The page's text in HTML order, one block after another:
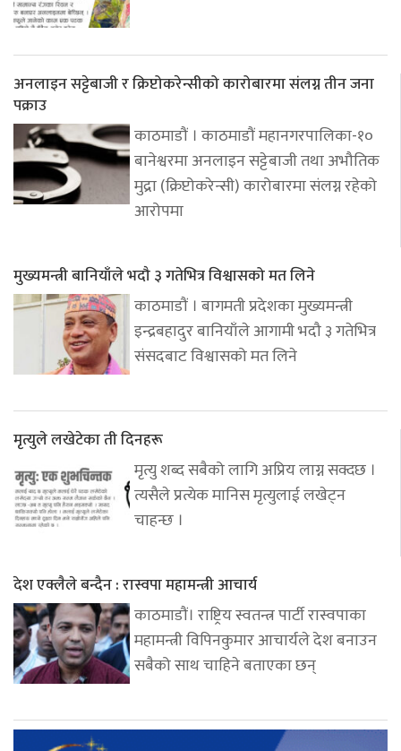
अनलाइन सट्टेबाजी र क्रिप्टोकरेन्सीको कारोबारमा संलग्न तीन जना
पक्राउ
काठमाडौं । काठमाडौं महानगरपालिका-१०
बानेश्वरमा अनलाइन सट्टेबाजी तथा अभौतिक
मुद्रा (क्रिप्टोकरेन्सी) कारोबारमा संलग्न रहेको
आरोपमा
मुख्यमन्त्री बानियाँले भदौ ३ गतेभित्र विश्वासको मत लिने
काठमाडौं । बागमती प्रदेशका मुख्यमन्त्री
इन्द्रबहादुर बानियाँले आगामी भदौ ३ गतेभित्र
संसदबाट विश्वासको मत लिने
मृत्युले लखेटेका ती दिनहरू
मृत्यु शब्द सबैको लागि अप्रिय लाग्न सक्दछ ।
त्यसैले प्रत्येक मानिस मृत्युलाई लखेट्न
चाहन्छ ।
देश एक्लैले बन्दैन : रास्वपा महामन्त्री आचार्य
काठमाडौं। राष्ट्रिय स्वतन्त्र पार्टी रास्वपाका
महामन्त्री विपिनकुमार आचार्यले देश बनाउन
सबैको साथ चाहिने बताएका छन्